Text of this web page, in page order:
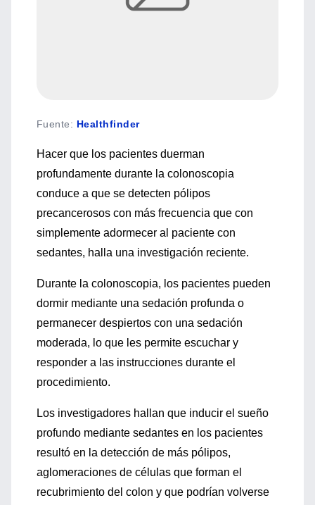
Fuente: Healthfinder
Hacer que los pacientes duerman
profundamente durante la colonoscopia
conduce a que se detecten pólipos
precancerosos con más frecuencia que con
simplemente adormecer al paciente con
sedantes, halla una investigación reciente.
Durante la colonoscopia, los pacientes pueden
dormir mediante una sedación profunda o
permanecer despiertos con una sedación
moderada, lo que les permite escuchar y
responder a las instrucciones durante el
procedimiento.
Los investigadores hallan que inducir el sueño
profundo mediante sedantes en los pacientes
resultó en la detección de más pólipos,
aglomeraciones de células que forman el
recubrimiento del colon y que podrían volverse